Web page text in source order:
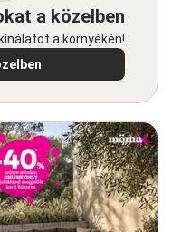
a közelben
a környékén!